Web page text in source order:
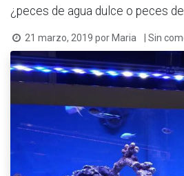
¿peces de agua dulce o peces
21 marzo, 2019 por Maria | Sin